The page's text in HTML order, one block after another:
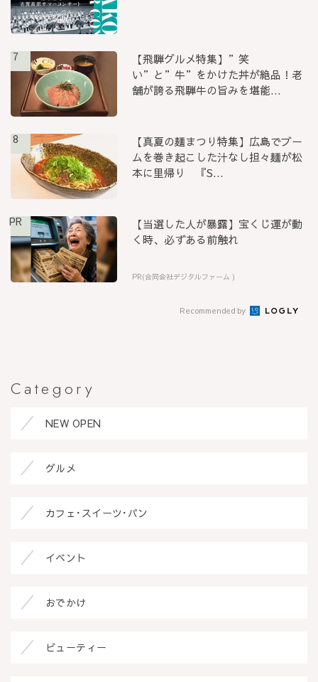
7
【飛騨グルメ特集】”笑
い”と”牛”をかけた丼が絶品！老
舗が誇る飛騨牛の旨みを堪能...
8
【真夏の麺まつり特集】広島でブー
ムを巻き起こした汁なし担々麺が松
本に里帰り 『S...
PR
【当選した人が暴露】宝くじ運が動
く時、必ずある前触れ
PR(合同会社デジタルファーム )
Recommended by
Category
NEW OPEN
グルメ
カフェ･スイーツ･パン
イベント
おでかけ
ビューティー